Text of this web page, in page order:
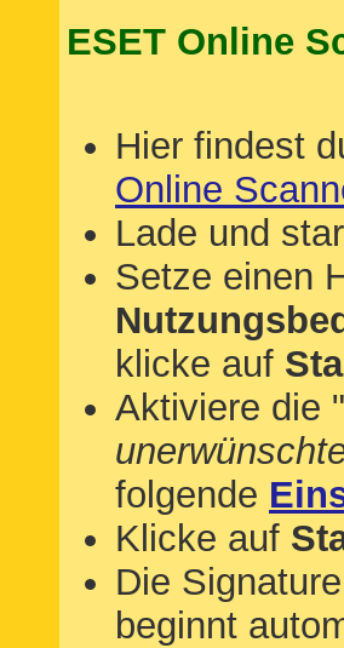
ESET Online
Hier findest
Online
Lade und
Setze einen
klicke auf
Aktiviere die "
folgende
Klicke auf
Die
beginnt